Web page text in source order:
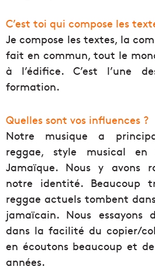
C’est toi qui compose les
Je compose les textes, la
fait en commun, tout le
à l’édifice. C’est l’une
formation.
Quelles sont vos influences ?
Notre musique a
reggae, style musical en
Jamaïque. Nous y avons
notre identité. Beaucoup
reggae actuels tombent
jamaïcain. Nous essayons
dans la facilité du copier/
en écoutons beaucoup et
années.